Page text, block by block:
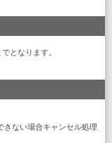
となります。
ない場合キャンセル処理